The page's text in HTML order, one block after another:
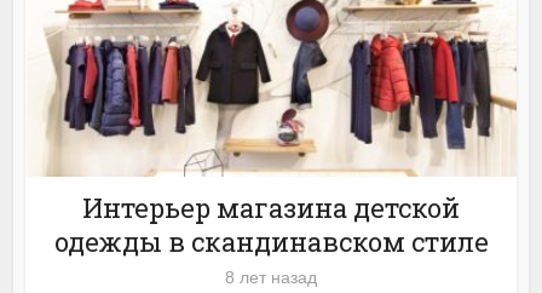
Интерьер магазина детской
одежды в скандинавском стиле
8 лет назад